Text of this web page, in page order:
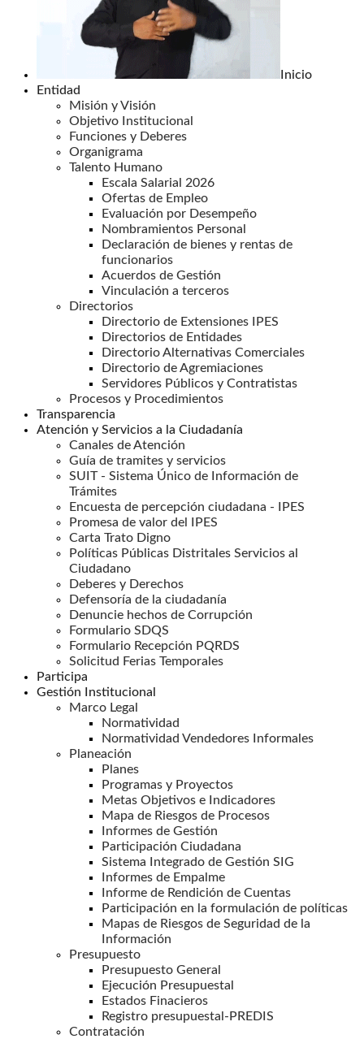
Inicio
Entidad
Misión y Visión
Objetivo Institucional
Funciones y Deberes
Organigrama
Talento Humano
Escala Salarial 2026
Ofertas de Empleo
Evaluación por Desempeño
Nombramientos Personal
Declaración de bienes y rentas de
funcionarios
Acuerdos de Gestión
Vinculación a terceros
Directorios
Directorio de Extensiones IPES
Directorios de Entidades
Directorio Alternativas Comerciales
Directorio de Agremiaciones
Servidores Públicos y Contratistas
Procesos y Procedimientos
Transparencia
Atención y Servicios a la Ciudadanía
Canales de Atención
Guía de tramites y servicios
SUIT - Sistema Único de Información de
Trámites
Encuesta de percepción ciudadana - IPES
Promesa de valor del IPES
Carta Trato Digno
Políticas Públicas Distritales Servicios al
Ciudadano
Deberes y Derechos
Defensoría de la ciudadanía
Denuncie hechos de Corrupción
Formulario SDQS
Formulario Recepción PQRDS
Solicitud Ferias Temporales
Participa
Gestión Institucional
Marco Legal
Normatividad
Normatividad Vendedores Informales
Planeación
Planes
Programas y Proyectos
Metas Objetivos e Indicadores
Mapa de Riesgos de Procesos
Informes de Gestión
Participación Ciudadana
Sistema Integrado de Gestión SIG
Informes de Empalme
Informe de Rendición de Cuentas
Participación en la formulación de políticas
Mapas de Riesgos de Seguridad de la
Información
Presupuesto
Presupuesto General
Ejecución Presupuestal
Estados Finacieros
Registro presupuestal-PREDIS
Contratación